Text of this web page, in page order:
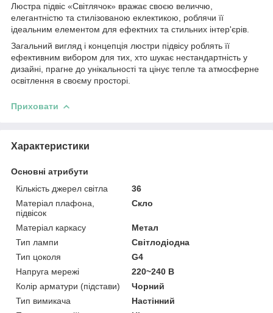
Люстра підвіс «Світлячок» вражає своєю величчю,
елегантністю та стилізованою еклектикою, роблячи її
ідеальним елементом для ефектних та стильних інтер'єрів.
Загальний вигляд і концепція люстри підвісу роблять її
ефективним вибором для тих, хто шукає нестандартність у
дизайні, прагне до унікальності та цінує тепле та атмосферне
освітлення в своєму просторі.
Приховати
Характеристики
Основні атрибути
Кількість джерел світла
36
Матеріал плафона,
підвісок
Скло
Матеріал каркасу
Метал
Тип лампи
Світлодіодна
Тип цоколя
G4
Напруга мережі
220~240 В
Колір арматури (підстави)
Чорний
Тип вимикача
Настінний